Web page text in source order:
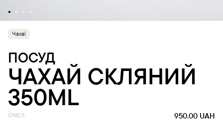
Чахаї
ПОСУД
ЧАХАЙ СКЛЯНИЙ
350ML
950.00 UAH
CN8/3